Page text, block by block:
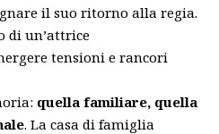
il suo ritorno alla regia.
di un’attrice
tensioni e rancori
quella familiare, quella
. La casa di famiglia